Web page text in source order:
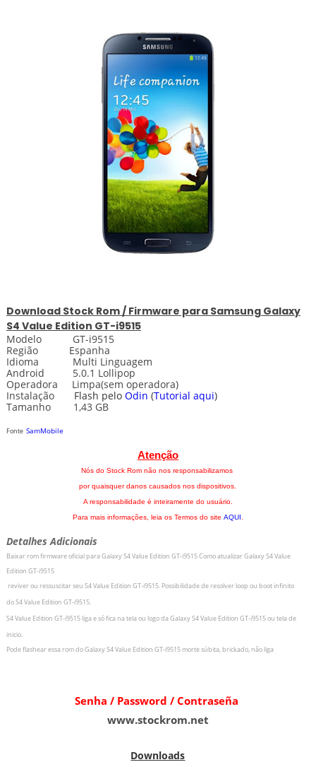
Download Stock Rom / Firmware para Samsung Galaxy
S4 Value Edition GT-i9515
Modelo GT-i9515
Região Espanha
Idioma Multi Linguagem
Android 5.0.1 Lollipop
Operadora Limpa(sem operadora)
Instalação Flash pelo Odin (Tutorial aqui)
Tamanho 1,43 GB
Fonte SamMobile
Atenção
Nós do Stock Rom não nos responsabilizamos
por quaisquer danos causados nos dispositivos.
A responsabilidade é inteiramente do usuário.
Para mais informações, leia os Termos do site AQUI
Detalhes Adicionais
Baixar rom firmware oficial paraGalaxy S4 Value Edition GT-i9515Como atualizarGalaxy S4 Value
Edition GT-i9515
reviver ou ressuscitar seu S4 Value Edition GT-i9515. Possibilidade de resolver loop ou boot infinito
doS4 Value Edition GT-i9515.
S4 Value Edition GT-i9515liga e só fica na tela ou logo daGalaxy S4 Value Edition GT-i9515ou tela de
inicio.
Pode flashear essa rom doGalaxy S4 Value Edition GT-i9515morte súbita, brickado, não liga
Senha / Password / Contraseña
www.stockrom.net
Downloads